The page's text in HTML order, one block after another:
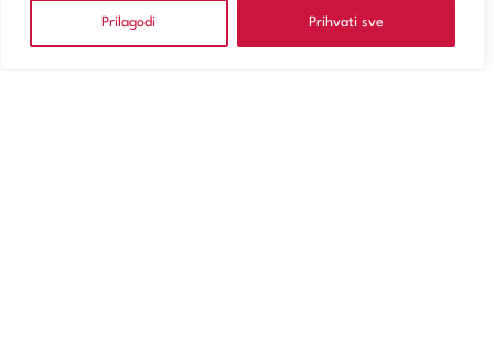
Prilagodi Prihvati sve
NARUČITE SE